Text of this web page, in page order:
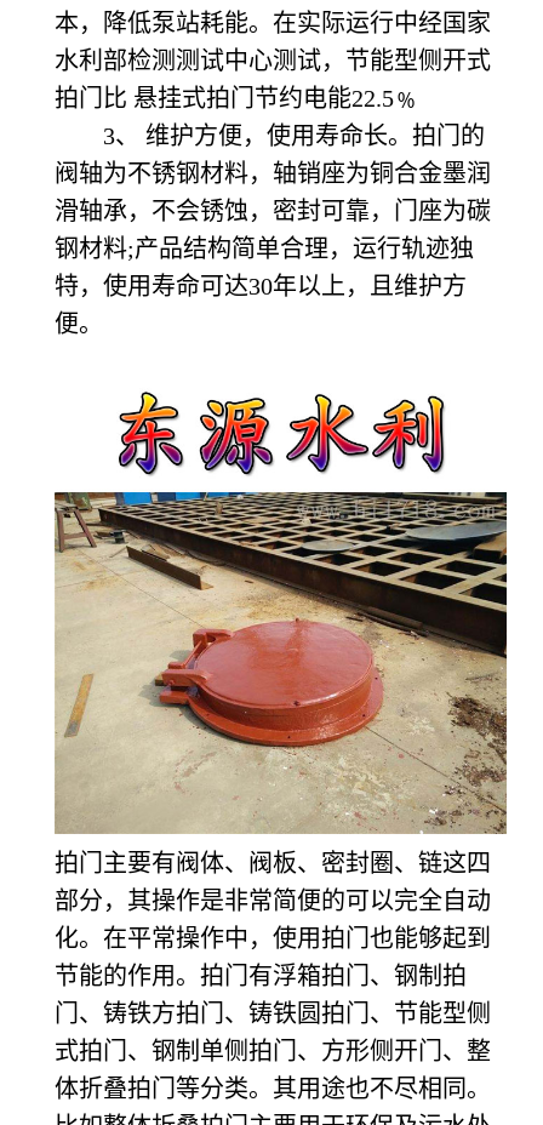
本，降低泵站耗能。在实际运行中经国家
水利部检测测试中心测试，节能型侧开式
拍门比 悬挂式拍门节约电能22.5﹪
3、 维护方便，使用寿命长。拍门的
阀轴为不锈钢材料，轴销座为铜合金墨润
滑轴承，不会锈蚀，密封可靠，门座为碳
钢材料;产品结构简单合理，运行轨迹独
特，使用寿命可达30年以上，且维护方
便。
拍门主要有阀体、阀板、密封圈、链这四
部分，其操作是非常简便的可以完全自动
化。在平常操作中，使用拍门也能够起到
节能的作用。拍门有浮箱拍门、钢制拍
门、铸铁方拍门、铸铁圆拍门、节能型侧
式拍门、钢制单侧拍门、方形侧开门、整
体折叠拍门等分类。其用途也不尽相同。